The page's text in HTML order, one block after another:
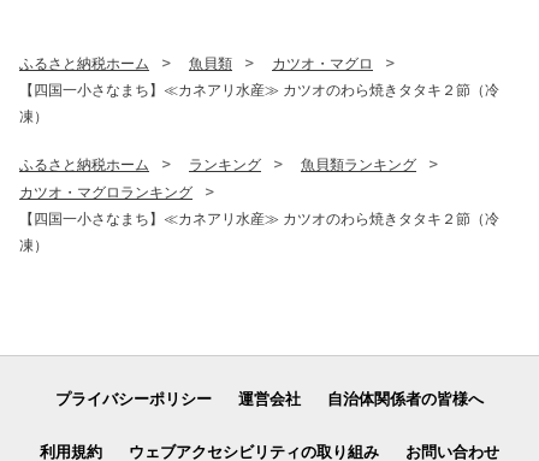
鮮 魚介類 新鮮 個包装 小分け
真空パック 海鮮丼セット 刺
身 おすすめ 人気 ランキング
ふるさと納税ホーム 魚貝類
カツオ・マグロ
【四国一小さなまち】≪カネアリ水産≫ カツオのわら焼きタタキ２節（冷
凍）
ふるさと納税ホーム ランキング
魚貝類ランキング
カツオ・マグロランキング
【四国一小さなまち】≪カネアリ水産≫ カツオのわら焼きタタキ２節（冷
凍）
プライバシーポリシー 運営会社 自治体関係者の皆様へ
利用規約 ウェブアクセシビリティの取り組み お問い合わせ